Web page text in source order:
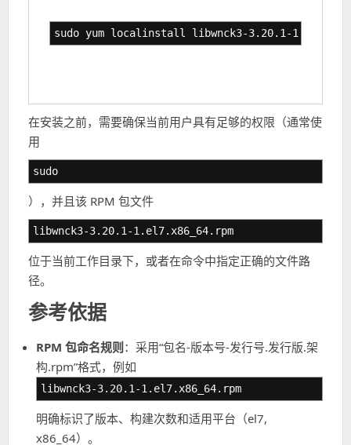
sudo yum localinstall libwnck3-3.20.1-
在安装之前，需要确保当前用户具有足够的权限（通常使
用
sudo
），并且该 RPM 包文件
libwnck3-3.20.1-1.el7.x86_64.rpm
位于当前工作目录下，或者在命令中指定正确的文件路
径。
参考依据
RPM 包命名规则 ：采用“包名-版本号-发行号.发行版.架
构.rpm”格式，例如
libwnck3-3.20.1-1.el7.x86_64.rpm
明确标识了版本、构建次数和适用平台（el7,
x86_64）。